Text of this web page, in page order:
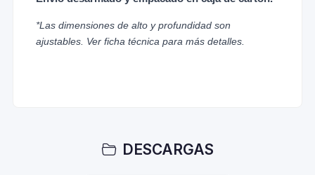
*Las dimensiones de alto y profundidad son
ajustables. Ver ficha técnica para más detalles.
DESCARGAS